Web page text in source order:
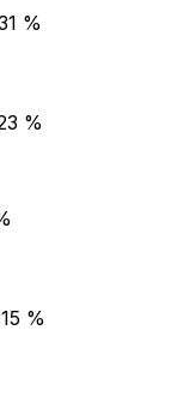
%
%
15 %